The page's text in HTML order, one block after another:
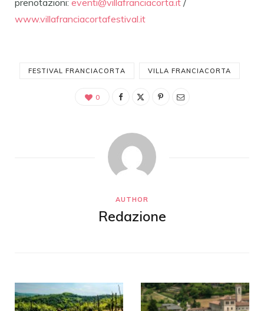
www.villafranciacortafestival. it
FESTIVAL FRANCIACORTA VILLA FRANCIACORTA
0
AUTHOR
Redazione